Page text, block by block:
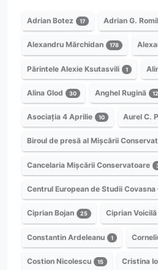
Adrian Botez 17 Adrian G.
Alexandru Mărchidan 178
Părintele Alexie Ksutasvili 1
Alina Glod 30 Anghel Rugină 12
Asociația 4 Aprilie 10 Aurel C.
Biroul de presă al Mișcării
Cancelaria Mișcării Conservatoare
Centrul European de Studii Covasna
Ciprian Bojan 25 Ciprian Voicilă
Constantin Ardeleanu 1
Costion Nicolescu 15 Cristina